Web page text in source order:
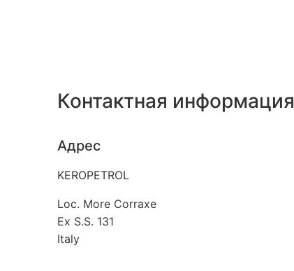
Контактная информация
Адрес
KEROPETROL
Loc. More Corraxe
Ex S.S. 131
Italy